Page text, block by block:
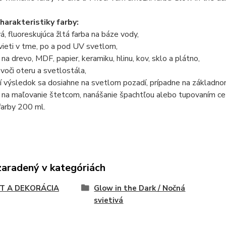
farby:
fluoreskujúca žltá farba na báze vody,
v tme, po a pod UV svetlom,
drevo, MDF, papier, keramiku, hlinu, kov, sklo a plátno,
oteru a svetlostála,
výsledok sa dosiahne na svetlom pozadí, prípadne na
maľovanie štetcom, nanášanie špachtľou alebo tupovaním
200 ml.
v kategóriách
A DEKORÁCIA
Glow in the Dark / Nočná
svietivá